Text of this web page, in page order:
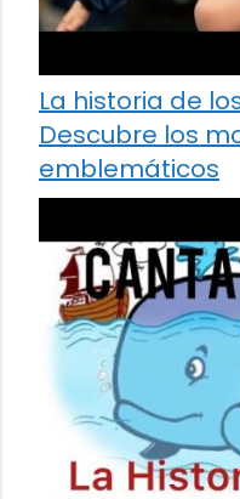
La historia de
Descubre los
emblemáticos